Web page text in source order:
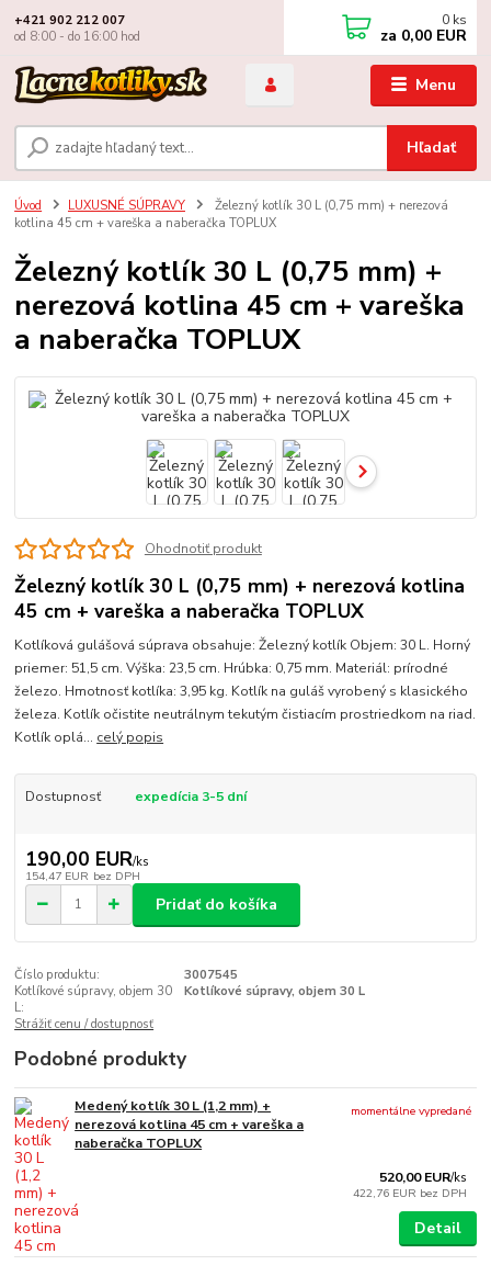
Menu
Hľadať
+421 902 212 007
od 8:00 - do 16:00 hod
0 ks
za 0,00 EUR
Úvod LUXUSNÉ SÚPRAVY
Železný kotlík 30 L (0,75 mm) + nerezová
kotlina 45 cm + vareška a naberačka TOPLUX
Železný kotlík 30 L (0,75 mm) +
nerezová kotlina 45 cm + vareška
a naberačka TOPLUX
Ohodnotiť produkt
Železný kotlík 30 L (0,75 mm) + nerezová kotlina
45 cm + vareška a naberačka TOPLUX
Kotlíková gulášová súprava obsahuje: Železný kotlík Objem: 30 L. Horný
priemer: 51,5 cm. Výška: 23,5 cm. Hrúbka: 0,75 mm. Materiál: prírodné
železo. Hmotnosť kotlíka: 3,95 kg. Kotlík na guláš vyrobený s klasického
železa. Kotlík očistite neutrálnym tekutým čistiacím prostriedkom na riad.
Kotlík oplá... celý popis
Dostupnosť expedícia 3-5 dní
190,00 EUR/ks
154,47 EUR bez DPH
Pridať do košíka
Číslo produktu:
3007545
Kotlíkové súpravy, objem 30
L:
Kotlíkové súpravy, objem 30 L
Strážiť cenu / dostupnosť
Podobné produkty
Medený kotlík 30 L (1,2 mm) +
nerezová kotlina 45 cm + vareška a
naberačka TOPLUX
520,00 EUR/ks
422,76 EUR bez DPH
momentálne vypredané
Detail